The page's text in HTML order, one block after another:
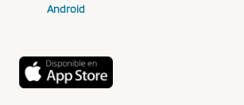
Android